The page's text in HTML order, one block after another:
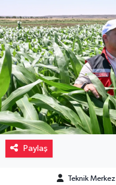
Paylaş
Teknik Merkez
Kültür Sanat
Magazin
Müzik
Piyasa
Resmi İlanlar
Sağlık